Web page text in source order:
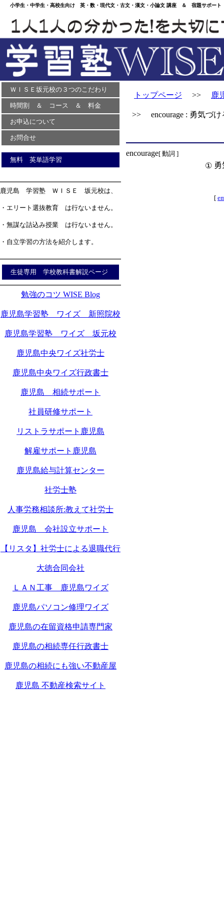
小学生・中学生・高校生向け 英・数・現代文・古文・漢文・小論文 講座 ＆ 宿題サポー
ＷＩＳＥ坂元校の３つのこだわり
時間割 ＆ コース ＆ 料金
お申込について
お問合せ
無料 英単語学習
鹿児島 学習塾 ＷＩＳＥ 坂元校は、
・エリート選抜教育 は行ないません。
・無謀な詰込み授業 は行ないません。
・自立学習の方法を紹介します。
生徒専用 学校教科書解説ページ
勉強のコツ WISE Blog
鹿児島学習塾 ワイズ 新照院校
鹿児島学習塾 ワイズ 坂元校
鹿児島中央ワイズ社労士
鹿児島中央ワイズ行政書士
鹿児島 相続サポート
社員研修サポート
リストラサポート鹿児島
解雇サポート鹿児島
鹿児島給与計算センター
社労士塾
人事労務相談所:教えて社労士
鹿児島 会社設立サポート
【リスタ】社労士による退職代行
大徳合同会社
ＬＡＮ工事 鹿児島ワイズ
鹿児島パソコン修理ワイズ
鹿児島の在留資格申請専門家
鹿児島の相続専任行政書士
鹿児島の相続にも強い不動産屋
鹿児島 不動産検索サイト
トップページ >> 鹿
>> encourage : 勇気づけ
encourage[ 動詞 ]
①
[